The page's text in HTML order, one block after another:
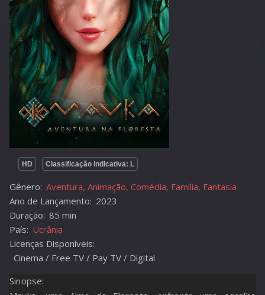
HD Classificação indicativa: L
Gênero: Aventura, Animação, Comédia, Família, Fantasia
Ano de Lançamento: 2023
Duração: 85 min
País: Ucrânia
Licenças Disponíveis:
Cinema / Free TV / Pay TV / Digital
Sinopse: